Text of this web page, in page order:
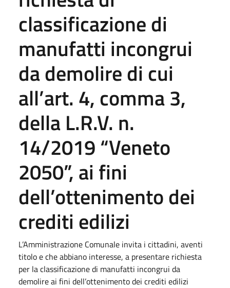
classificazione di
manufatti incongrui
da demolire di cui
all’art. 4, comma 3,
della L.R.V. n.
14/2019 “Veneto
2050”, ai fini
dell’ottenimento dei
crediti edilizi
L’Amministrazione Comunale invita i cittadini, aventi
titolo e che abbiano interesse, a presentare richiesta
per la classificazione di manufatti incongrui da
demolire ai fini dell’ottenimento dei crediti edilizi